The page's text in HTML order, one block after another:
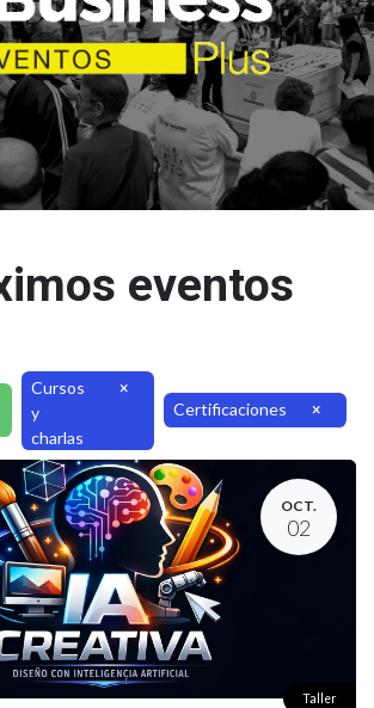
eventos
Cursos
y
charlas
×
Certificaciones ×
OCT.
02
Taller